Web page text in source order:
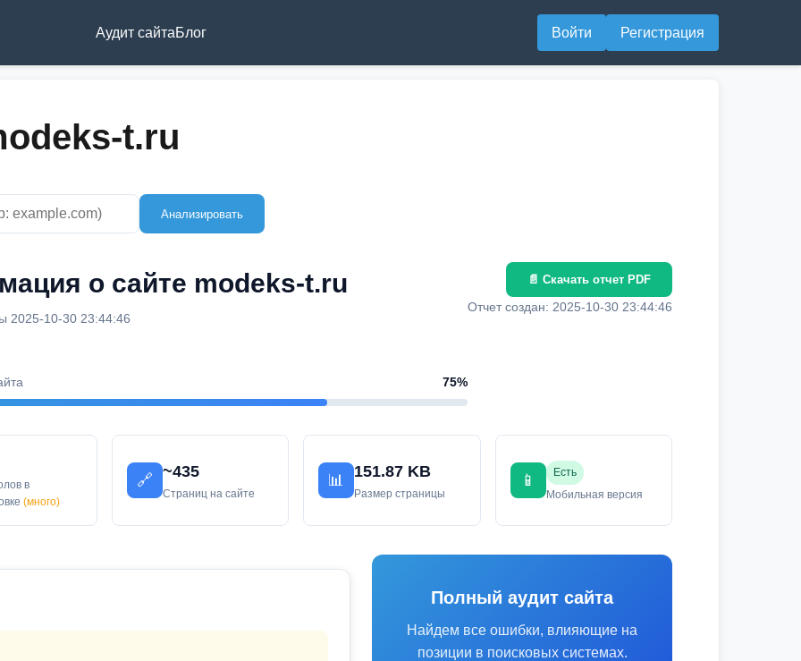
Аудит сайтаБлог Войти Регистрация
t.ru
Анализировать
о сайте modeks-t.ru
2025-10-30 23:44:46
75%
📄 Скачать отчет PDF
Отчет создан: 2025-10-30 23:44:46
в
(много)
🔗
~435
Страниц на сайте
📊
151.87 KB
Размер страницы
📱
Есть
Мобильная версия
Полный аудит сайта
Найдем все ошибки, влияющие на
позиции в поисковых системах.